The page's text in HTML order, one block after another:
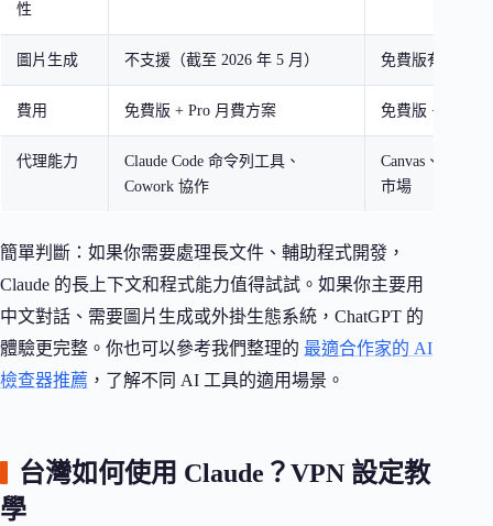
性
圖片生成 不支援（截至 2026 年 5 月） 免費版有限支援
費用 免費版 + Pro 月費方案 免費版 + Plus
代理能力
Claude Code 命令列工具、
Cowork 協作
Canvas、GPT
市場
簡單判斷：如果你需要處理長文件、輔助程式開發，
Claude 的長上下文和程式能力值得試試。如果你主要用
中文對話、需要圖片生成或外掛生態系統，ChatGPT 的
體驗更完整。你也可以參考我們整理的 最適合作家的 AI
檢查器推薦 ，了解不同 AI 工具的適用場景。
台灣如何使用 Claude？VPN 設定教
學